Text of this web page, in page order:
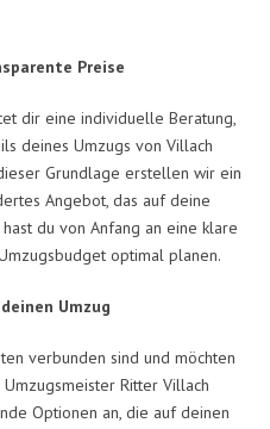
Preise
dir eine individuelle Beratung,
deines Umzugs von Villach
Grundlage erstellen wir ein
Angebot, das auf deine
du von Anfang an eine klare
optimal planen.
Umzug
verbunden sind und möchten
Ritter Villach
Optionen an, die auf deinen